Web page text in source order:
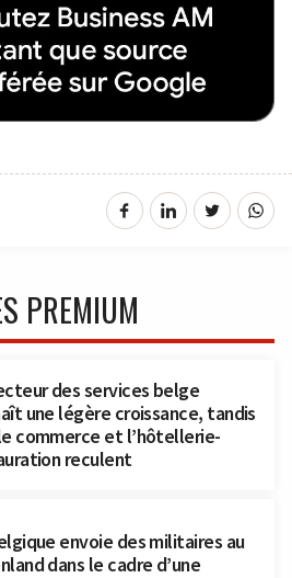
PREMIUM
des services belge
une légère croissance, tandis
commerce et l’hôtellerie-
reculent
envoie des militaires au
dans le cadre d’une